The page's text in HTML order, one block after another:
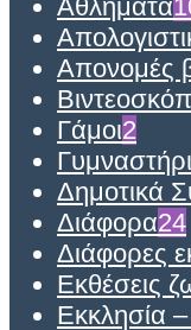
Αθλήματα
Απονομές
Γάμοι2
Δημοτικά
Διάφορα24
Διάφορες
Εκθέσεις
Εκκλησία –